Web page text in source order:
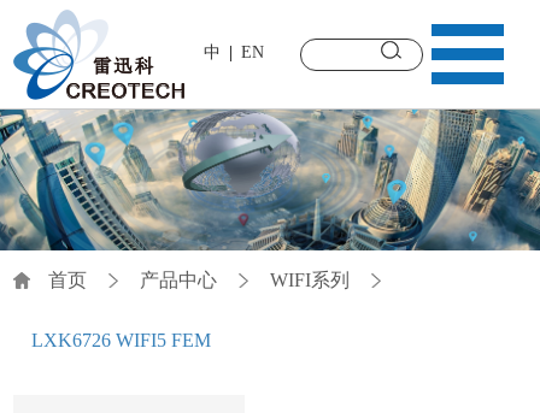
中 EN
首页 产品中心 WIFI系列
LXK6726 WIFI5 FEM